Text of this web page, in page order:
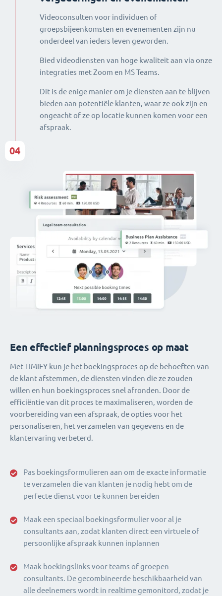
Videoconsulten voor individuen of
groepsbijeenkomsten en evenementen zijn nu
onderdeel van ieders leven geworden.
Bied videodiensten van hoge kwaliteit aan via onze
integraties met Zoom en MS Teams.
Dit is de enige manier om je diensten aan te blijven
bieden aan potentiële klanten, waar ze ook zijn en
ongeacht of ze op locatie kunnen komen voor een
afspraak.
Pas boekingsformulieren aan om de exacte informatie
te verzamelen die van klanten je nodig hebt om de
perfecte dienst voor te kunnen bereiden
Maak een speciaal boekingsformulier voor al je
consultants aan, zodat klanten direct een virtuele of
persoonlijke afspraak kunnen inplannen
Maak boekingslinks voor teams of groepen
consultants. De gecombineerde beschikbaarheid van
alle deelnemers wordt in realtime gemonitord, zodat je
Een effectief planningsproces op maat
Met TIMIFY kun je het boekingsproces op de behoeften van
de klant afstemmen, de diensten vinden die ze zouden
willen en hun boekingsproces snel afronden. Door de
efficiëntie van dit proces te maximaliseren, worden de
voorbereiding van een afspraak, de opties voor het
personaliseren, het verzamelen van gegevens en de
klantervaring verbeterd.
04